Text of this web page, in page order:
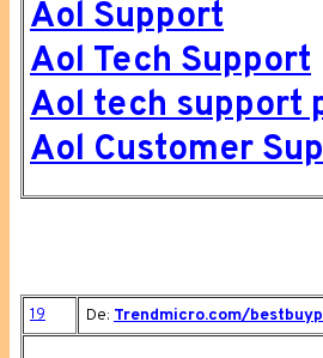
Aol Support
Aol Tech Support
Aol tech support
Aol Customer
19 De: Trendmicro.com/